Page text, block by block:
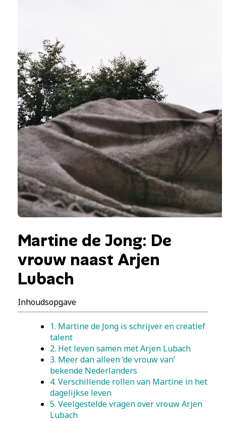
Martine de Jong: De
vrouw naast Arjen
Lubach
Inhoudsopgave
1. Martine de Jong is schrijver en creatief
talent
2. Het leven samen met Arjen Lubach
3. Meer dan alleen ‘de vrouw van’
bekende Nederlanders
4. Verschillende rollen van Martine in het
dagelijkse leven
5. Veelgestelde vragen over vrouw Arjen
Lubach